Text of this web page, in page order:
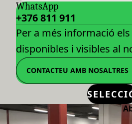
WhatsApp
+376 811 911
Per a més informació
disponibles i visibles al
CONTACTEU AMB NOSALTRES